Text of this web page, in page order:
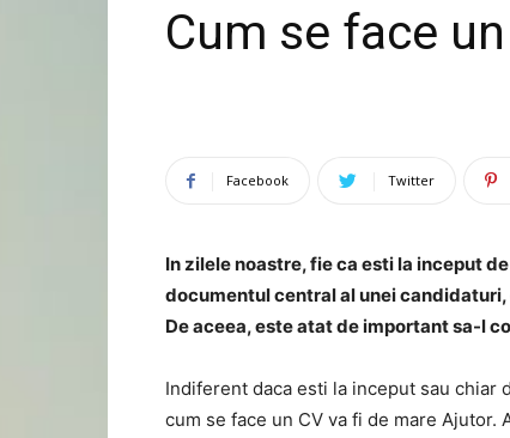
Cum se face un
Facebook Twitter
In zilele noastre, fie ca esti la inceput
documentul central al unei
De aceea, este atat de important sa-l
Indiferent daca esti la inceput sau chiar
cum se face un CV va fi de mare